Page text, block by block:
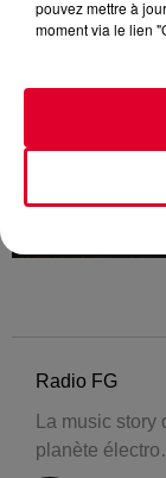
Radio FG
La music
planète
pouvez mettre à
moment via le lien